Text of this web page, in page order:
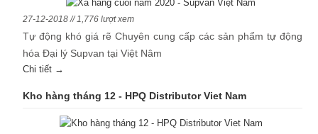
27-12-2018 // 1,776 lượt xem
Tự động khó giá rẽ Chuyên cung cấp các sản phẩm tự động
hóa Đại lý Supvan tại Việt Nâm
Chi tiết →
Kho hàng tháng 12 - HPQ Distributor Viet Nam